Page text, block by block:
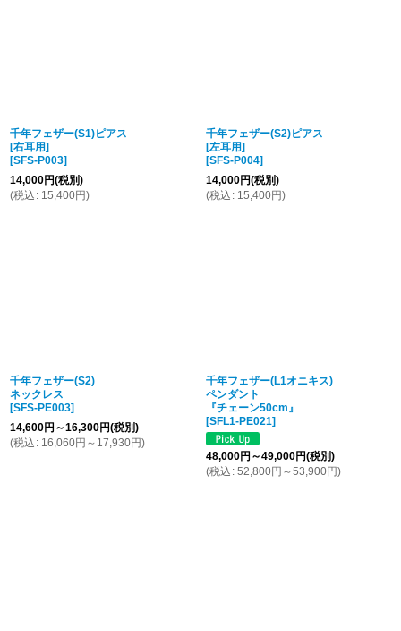
千年フェザー(S1)ピアス
[右耳用]
[SFS-P003]
14,000円(税別)
(税込 : 15,400円)
千年フェザー(S2)ピアス
[左耳用]
[SFS-P004]
14,000円(税別)
(税込 : 15,400円)
千年フェザー(S2)
ネックレス
[SFS-PE003]
14,600円 ～16,300円(税別)
(税込 : 16,060円 ～17,930円)
千年フェザー(L1オニキス)
ペンダント
『チェーン50cm』
[SFL1-PE021]
48,000円 ～49,000円(税別)
(税込 : 52,800円 ～53,900円)